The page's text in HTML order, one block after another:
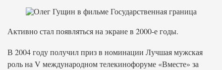
Активно стал появляться на экране в 2000-е годы.
В 2004 году получил приз в номинации Лучшая мужская
роль на V международном телекинофоруме «Вместе» за